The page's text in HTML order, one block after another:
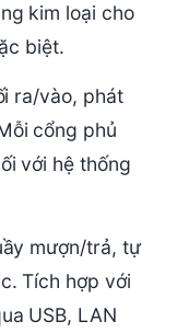
kim loại cho
biệt.
ra/vào, phát
cổng phủ
với hệ thống
mượn/trả, tự
Tích hợp với
USB, LAN